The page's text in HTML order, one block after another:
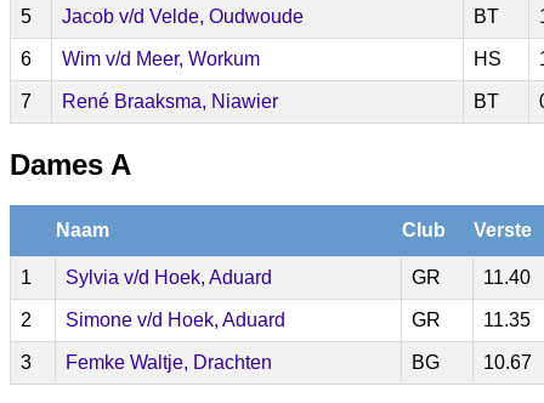
5 Jacob v/d Velde, Oudwoude BT
6 Wim v/d Meer, Workum HS
7 René Braaksma, Niawier BT
Dames A
Naam Club Verste
1 Sylvia v/d Hoek, Aduard GR 11.40
2 Simone v/d Hoek, Aduard GR 11.35
3 Femke Waltje, Drachten BG 10.67